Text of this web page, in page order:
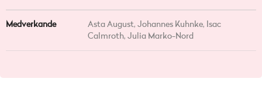
Medverkande
Asta August, Johannes Kuhnke, Isac
Calmroth, Julia Marko-Nord